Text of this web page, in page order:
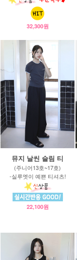
32,300원
뮤지 날씬 슬림 티
(주니어13호~17호)
-실루엣이 예쁜 티셔츠!
22,100원